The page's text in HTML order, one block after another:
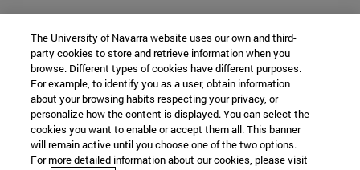
The University of Navarra website uses our own and third-
party cookies to store and retrieve information when you
browse. Different types of cookies have different purposes.
For example, to identify you as a user, obtain information
about your browsing habits respecting your privacy, or
personalize how the content is displayed. You can select the
cookies you want to enable or accept them all. This banner
will remain active until you choose one of the two options.
For more detailed information about our cookies, please visit